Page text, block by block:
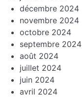
décembre 2024
novembre 2024
octobre 2024
septembre 2024
août 2024
juillet 2024
juin 2024
avril 2024